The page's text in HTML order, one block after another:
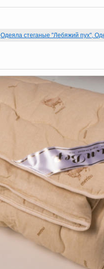
Одеяла стеганые "Лебяжий пух",